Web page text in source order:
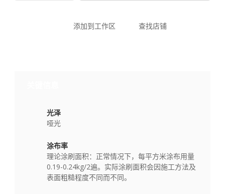
添加到工作区 查找店铺
光泽
哑光
涂布率
理论涂刷面积：正常情况下，每平方米涂布用量
0.19-0.24kg/2遍。实际涂刷面积会因施工方法及
表面粗糙程度不同而不同。